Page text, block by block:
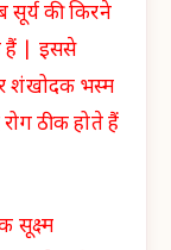
सूर्य की किरने
हैं | इससे
शंखोदक भस्म
ठीक होते हैं
सूक्ष्म